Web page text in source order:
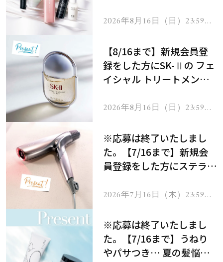
2026年8月16日（日）23:59ま
【8/16まで】新規会員登
録をした方にSK-Ⅱの フェ
イシャル トリートメント
2026年8月16日（日）23:59ま
※応募は終了いたしまし
た。【7/16まで】新規会
員登録をした方にステラボ
ヘアドライヤー ジュエル
2026年7月16日（木）23:59ま
※応募は終了いたしまし
た。【7/16まで】うねり
やパサつき… 夏の髪悩み